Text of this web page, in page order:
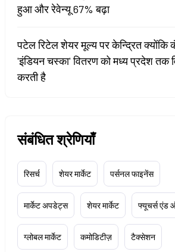
हुआ और रेवेन्यू 67% बढ़ा
पटेल रिटेल शेयर मूल्य पर केन्द्रित क्योंकि
'इंडियन चस्का' वितरण को मध्य प्रदेश तक
करती है
संबंधित श्रेणियाँ
रिसर्च शेयर मार्केट पर्सनल फाइनेंस
मार्केट अपडेट्स शेयर मार्केट फ्यूचर्स एंड
ग्लोबल मार्केट कमोडिटीज़ टैक्सेशन